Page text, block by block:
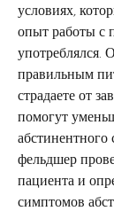
условиях,
опыт работы с
употреблялся.
правильным
страдаете от
помогут
фельдшер
пациента и
симптомов